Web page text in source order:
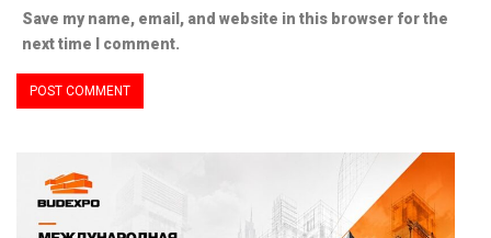
Save my name, email, and website in this browser for the
next time I comment.